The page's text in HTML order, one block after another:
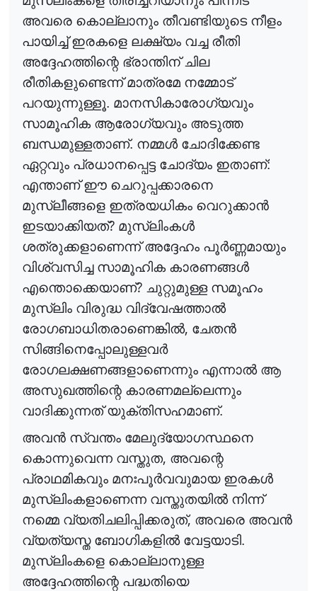
അവരെ കൊല്ലാനും തീവണ്ടിയുടെ നീളം
പായിച്ച് ഇരകളെ ലക്ഷ്യം വച്ച രീതി
അദ്ദേഹത്തിന്റെ ഭ്രാന്തിന് ചില
രീതികളുണ്ടെന്ന് മാത്രമേ നമ്മോട്
പറയുന്നുള്ളൂ. മാനസികാരോഗ്യവും
സാമൂഹിക ആരോഗ്യവും അടുത്ത
ബന്ധമുള്ളതാണ്. നമ്മൾ ചോദിക്കേണ്ട
ഏറ്റവും പ്രധാനപ്പെട്ട ചോദ്യം ഇതാണ്:
എന്താണ് ഈ ചെറുപ്പക്കാരനെ
മുസ്ലീങ്ങളെ ഇത്രയധികം വെറുക്കാൻ
ഇടയാക്കിയത്? മുസ്‌ലിംകൾ
ശത്രുക്കളാണെന്ന് അദ്ദേഹം പൂർണ്ണമായും
വിശ്വസിച്ച സാമൂഹിക കാരണങ്ങൾ
എന്തൊക്കെയാണ്? ചുറ്റുമുള്ള സമൂഹം
മുസ്‌ലിം വിരുദ്ധ വിദ്വേഷത്താൽ
രോഗബാധിതരാണെങ്കിൽ, ചേതൻ
സിങ്ങിനെപ്പോലുള്ളവർ
രോഗലക്ഷണങ്ങളാണെന്നും എന്നാൽആ
അസുഖത്തിന്റെ കാരണമല്ലെന്നും
വാദിക്കുന്നത് യുക്തിസഹമാണ്.
അവൻ സ്വന്തം മേലുദ്യോഗസ്ഥനെ
കൊന്നുവെന്ന വസ്തുത, അവന്റെ
പ്രാഥമികവും മനഃപൂർവവുമായഇരകൾ
മുസ്‌ലിംകളാണെന്ന വസ്തുതയിൽനിന്ന്
നമ്മെ വ്യതിചലിപ്പിക്കരുത്, അവരെ അവൻ
വ്യത്യസ്ത ബോഗികളിൽവേട്ടയാടി.
മുസ്‌ലിംകളെ കൊല്ലാനുള്ള
അദ്ദേഹത്തിന്റെ പദ്ധതിയെ